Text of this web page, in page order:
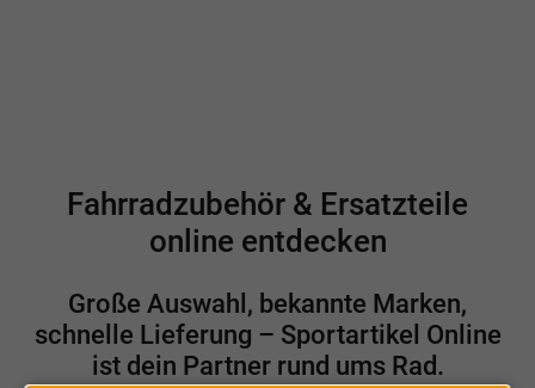
Fahrradzubehör & Ersatzteile
online entdecken
Große Auswahl, bekannte Marken,
schnelle Lieferung – Sportartikel Online
ist dein Partner rund ums Rad.